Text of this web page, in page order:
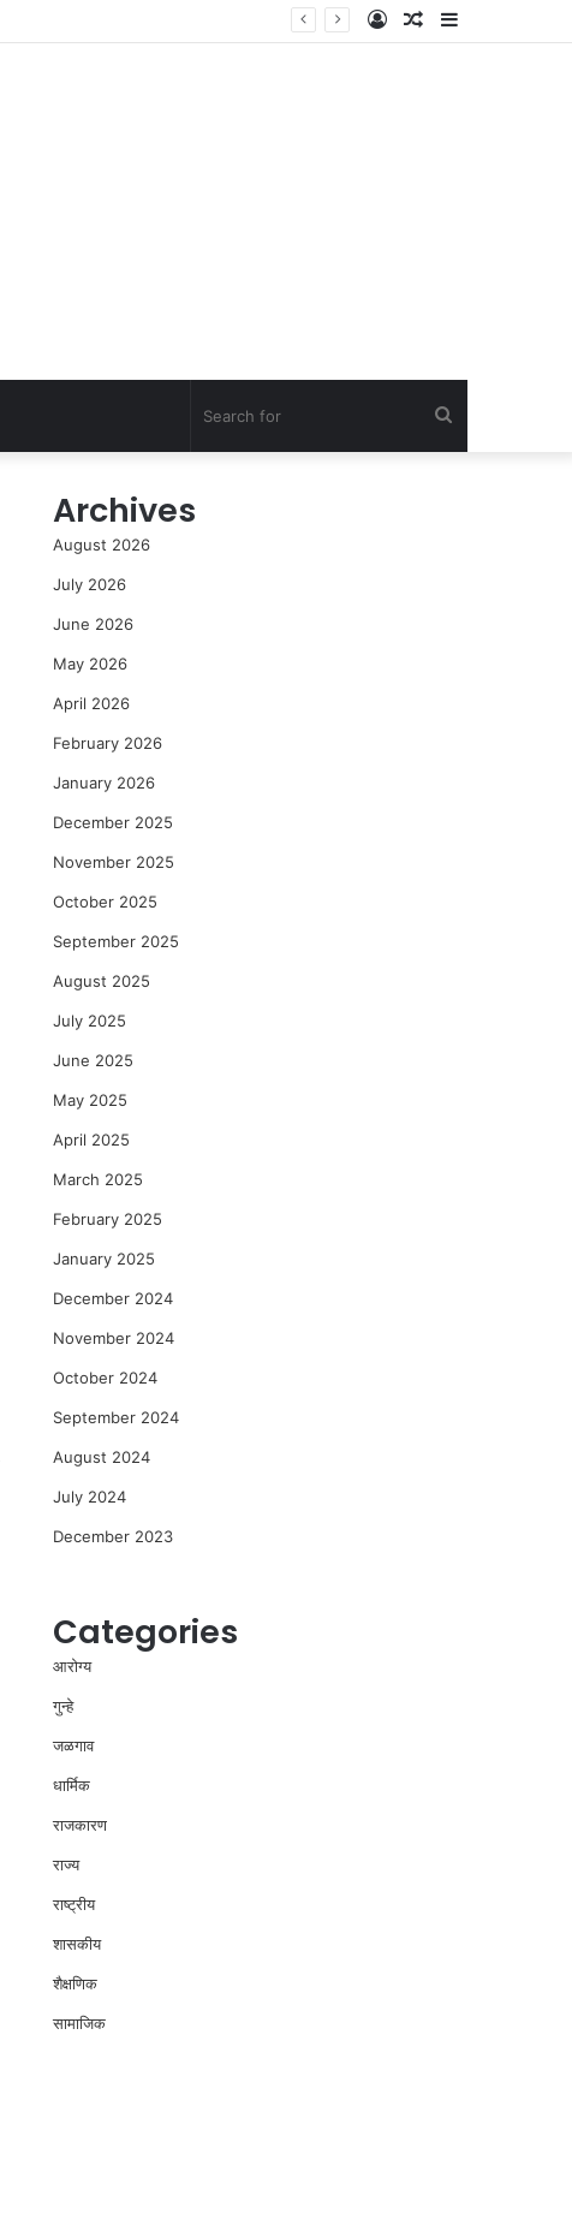
Sidebar
Random
Log
Archives
August 2026
July 2026
June 2026
May 2026
April 2026
February 2026
January 2026
December 2025
November 2025
October 2025
September 2025
August 2025
July 2025
June 2025
May 2025
April 2025
March 2025
February 2025
January 2025
December 2024
November 2024
October 2024
September 2024
August 2024
July 2024
December 2023
Categories
आरोग्य
गुन्हे
जळगाव
धार्मिक
राजकारण
राज्य
राष्ट्रीय
शासकीय
शैक्षणिक
सामाजिक